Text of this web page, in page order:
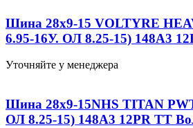
Шина 28x9-15 VOLTYRE
6.95-16У. ОЛ 8.25-15) 148А3
Уточняйте у менеджера
Шина 28x9-15NHS TITAN
ОЛ 8.25-15) 148А3 12PR TT